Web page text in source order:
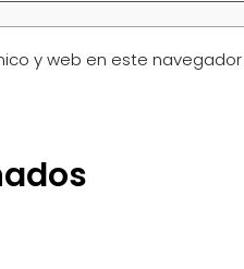
y web en este